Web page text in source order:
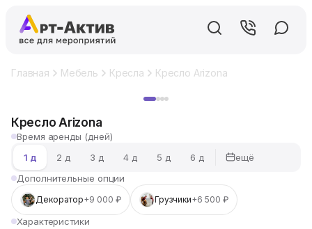
Главная Мебель Кресла Кресло Arizona
Кресло Arizona
Время аренды (дней)
1 д
2 д 3 д 4 д 5 д 6 д
ещё
Дополнительные опции
Декоратор+9 000 ₽ Грузчики+6 500 ₽
Характеристики